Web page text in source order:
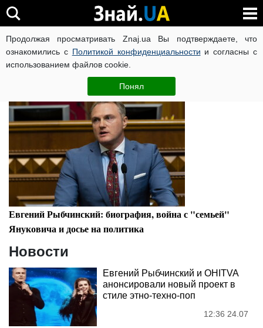
Продолжая просматривать Znaj.ua Вы подтверждаете, что
ознакомились с Политикой конфиденциальности и согласны с
использованием файлов cookie.
Понял
Евгений Рыбчинский
Евгений Рыбчинский: биография, война с "семьей"
Януковича и досье на политика
Новости
Евгений Рыбчинский и OHITVA
анонсировали новый проект в
стиле этно-техно-поп
12:36 24.07